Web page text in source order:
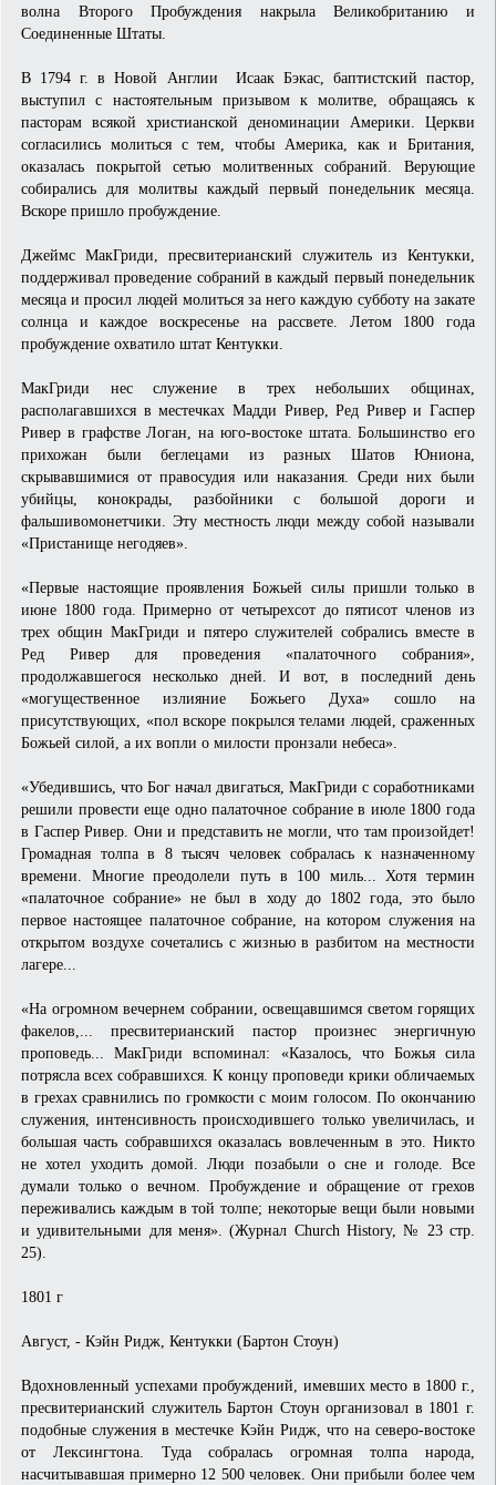
волна Второго Пробуждения накрыла Великобританию и
Соединенные Штаты.
В 1794 г. в Новой Англии Исаак Бэкас, баптистский пастор,
выступил с настоятельным призывом к молитве, обращаясь к
пасторам всякой христианской деноминации Америки. Церкви
согласились молиться с тем, чтобы Америка, как и Британия,
оказалась покрытой сетью молитвенных собраний. Верующие
собирались для молитвы каждый первый понедельник месяца.
Вскоре пришло пробуждение.
Джеймс МакГриди, пресвитерианский служитель из Кентукки,
поддерживал проведение собраний в каждый первый понедельник
месяца и просил людей молиться за него каждую субботу на закате
солнца и каждое воскресенье на рассвете. Летом 1800 года
пробуждение охватило штат Кентукки.
МакГриди нес служение в трех небольших общинах,
располагавшихся в местечках Мадди Ривер, Ред Ривер и Гаспер
Ривер в графстве Логан, на юго-востоке штата. Большинство его
прихожан были беглецами из разных Шатов Юниона,
скрывавшимися от правосудия или наказания. Среди них были
убийцы, конокрады, разбойники с большой дороги и
фальшивомонетчики. Эту местность люди между собой называли
«Пристанище негодяев».
«Первые настоящие проявления Божьей силы пришли только в
июне 1800 года. Примерно от четырехсот до пятисот членов из
трех общин МакГриди и пятеро служителей собрались вместе в
Ред Ривер для проведения «палаточного собрания»,
продолжавшегося несколько дней. И вот, в последний день
«могущественное излияние Божьего Духа» сошло на
присутствующих, «пол вскоре покрылся телами людей, сраженных
Божьей силой, а их вопли о милости пронзали небеса».
«Убедившись, что Бог начал двигаться, МакГриди с соработниками
решили провести еще одно палаточное собрание в июле 1800 года
в Гаспер Ривер. Они и представить не могли, что там произойдет!
Громадная толпа в 8 тысяч человек собралась к назначенному
времени. Многие преодолели путь в 100 миль... Хотя термин
«палаточное собрание» не был в ходу до 1802 года, это было
первое настоящее палаточное собрание, на котором служения на
открытом воздухе сочетались с жизнью в разбитом на местности
лагере...
«На огромном вечернем собрании, освещавшимся светом горящих
факелов,... пресвитерианский пастор произнес энергичную
проповедь... МакГриди вспоминал: «Казалось, что Божья сила
потрясла всех собравшихся. К концу проповеди крики обличаемых
в грехах сравнились по громкости с моим голосом. По окончанию
служения, интенсивность происходившего только увеличилась, и
большая часть собравшихся оказалась вовлеченным в это. Никто
не хотел уходить домой. Люди позабыли о сне и голоде. Все
думали только о вечном. Пробуждение и обращение от грехов
переживались каждым в той толпе; некоторые вещи были новыми
и удивительными для меня». (Журнал Church History, № 23 стр.
25).
1801 г
Август, - Кэйн Ридж, Кентукки (Бартон Стоун)
Вдохновленный успехами пробуждений, имевших место в 1800 г.,
пресвитерианский служитель Бартон Стоун организовал в 1801 г.
подобные служения в местечке Кэйн Ридж, что на северо-востоке
от Лексингтона. Туда собралась огромная толпа народа,
насчитывавшая примерно 12 500 человек. Они прибыли более чем